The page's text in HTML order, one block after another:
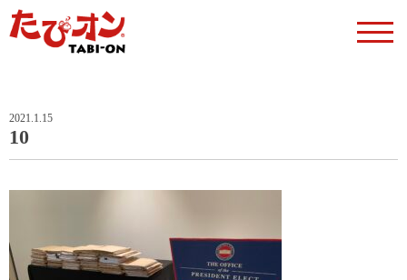
2021.1.15
10